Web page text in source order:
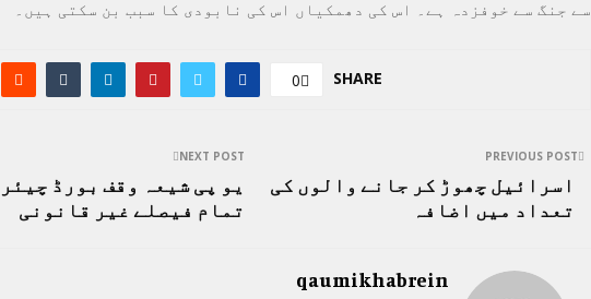
سے جنگ سے خوفزدہ ہے۔ اس کی دھمکیاں اس کی نابودی کا سبب بن سکتی ہیں۔
SHARE
0
PREVIOUS POST
اسرائیل چھوڑ کر جانے والوں کی
تعداد میں اضافہ
NEXT POST
یو پی شیعہ وقف بورڈ
تمام فیصلے غیر قانونی
qaumikhabrein